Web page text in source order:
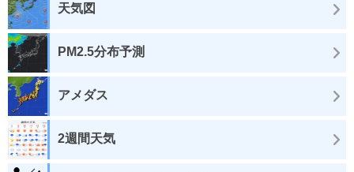
天気図
PM2.5分布予測
アメダス
2週間天気